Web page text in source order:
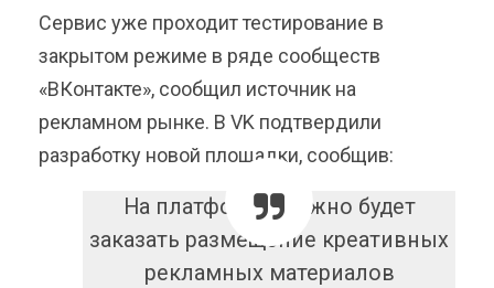
Сервис уже проходит тестирование в
закрытом режиме в ряде сообществ
«ВКонтакте», сообщил источник на
рекламном рынке. В VK подтвердили
разработку новой площадки, сообщив:
На платформе можно будет
заказать размещение креативных
рекламных материалов